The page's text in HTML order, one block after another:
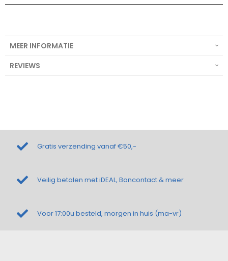
MEER INFORMATIE
REVIEWS
Gratis verzending vanaf €50,-
Veilig betalen met iDEAL, Bancontact & meer
Voor 17:00u besteld, morgen in huis (ma-vr)